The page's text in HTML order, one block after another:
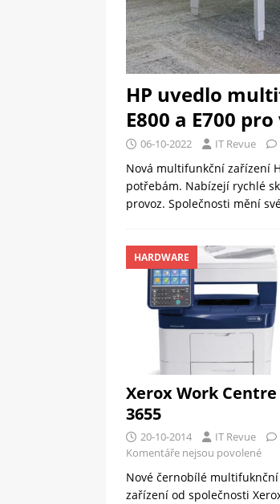
HP uvedlo
E800 a E700
06-10-2022 IT Revue
Nová multifunkční zařízení
potřebám. Nabízejí rychlé
provoz. Společnosti mění
HARDWARE
Xerox Work Centre
3655
20-10-2014
IT Revue
Komentáře nejsou povolené
Nové černobílé multifuknční
zařízení od společnosti